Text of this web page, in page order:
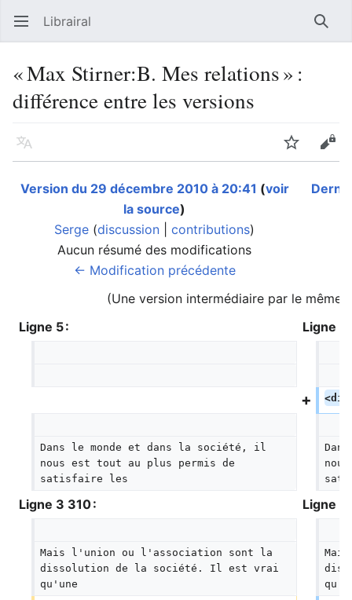
Ouvrir le menu principal Librairal
« Max Stirner:B. Mes relations » :
différence entre les versions
Langue Suivre
Version du 29 décembre 2010 à 20:41 (voir
la source)
Serge (discussion contributions)
Aucun résumé des modifications
← Modification précédente
(Une version intermédiaire par le même
Ligne 5 :
Ligne 5 :
Dans le monde et dans la société, il
nous est tout au plus permis de
satisfaire les
Ligne 3 310 : Ligne 3
Mais l'union ou l'association sont la
dissolution de la société. Il est vrai
qu'une